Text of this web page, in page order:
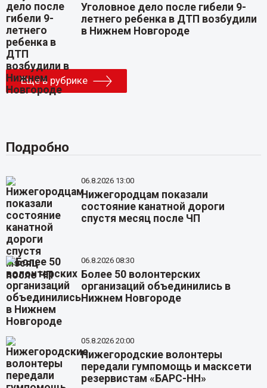
Уголовное дело после гибели 9-
летнего ребенка в ДТП возбудили
в Нижнем Новгороде
Еще в рубрике
Подробно
06.8.2026 13:00
Нижегородцам показали
состояние канатной дороги
спустя месяц после ЧП
06.8.2026 08:30
Более 50 волонтерских
организаций объединились в
Нижнем Новгороде
05.8.2026 20:00
Нижегородские волонтеры
передали гумпомощь и масксети
резервистам «БАРС-НН»